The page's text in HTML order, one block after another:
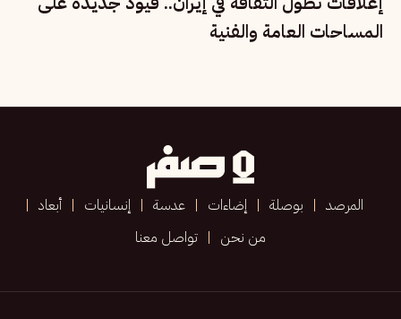
المساحات العامة والفنية
المرصد بوصلة إضاءات عدسة إنسانيات
أبعاد
من نحن
تواصل معنا